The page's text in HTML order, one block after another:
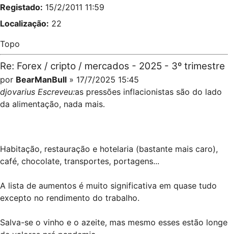
Registado: 15/2/2011 11:59
Localização: 22
Topo
Re: Forex / cripto / mercados - 2025 - 3º trimestre
por BearManBull » 17/7/2025 15:45
djovarius Escreveu:as pressões inflacionistas são do lado
da alimentação, nada mais.
Habitação, restauração e hotelaria (bastante mais caro),
café, chocolate, transportes, portagens...
A lista de aumentos é muito significativa em quase tudo
excepto no rendimento do trabalho.
Salva-se o vinho e o azeite, mas mesmo esses estão longe